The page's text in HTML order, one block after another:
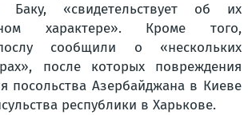
Баку, «свидетельствует об их
характере». Кроме того,
сообщили о «нескольких
после которых повреждения
посольства Азербайджана в Киеве
республики в Харькове.